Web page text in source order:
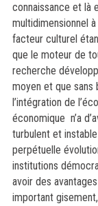
connaissance et là
multidimensionnel
facteur culturel
que le moteur de
recherche
moyen et que sans
l’intégration de
économique n’a
turbulent et
perpétuelle
institutions
avoir des
important